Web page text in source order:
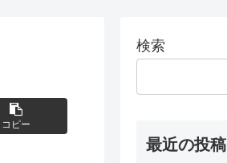
コピー
検索
最近の投稿